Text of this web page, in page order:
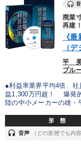
廃業
再建！
《
（
平 美
プル
●利益率業界平均4倍、
益1,300万円超！ 爆発
陸の中小メーカーの雄・
形 態
headset 音声 （どの形態でも内